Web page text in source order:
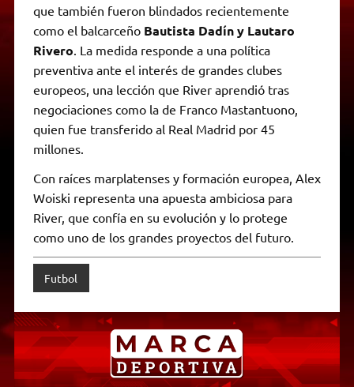
que también fueron blindados recientemente
como el balcarceño Bautista Dadín y Lautaro
Rivero. La medida responde a una política
preventiva ante el interés de grandes clubes
europeos, una lección que River aprendió tras
negociaciones como la de Franco Mastantuono,
quien fue transferido al Real Madrid por 45
millones.
Con raíces marplatenses y formación europea, Alex
Woiski representa una apuesta ambiciosa para
River, que confía en su evolución y lo protege
como uno de los grandes proyectos del futuro.
Futbol